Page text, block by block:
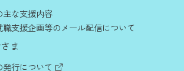
な支援内容
支援企画等のメール配信について
ま
行について